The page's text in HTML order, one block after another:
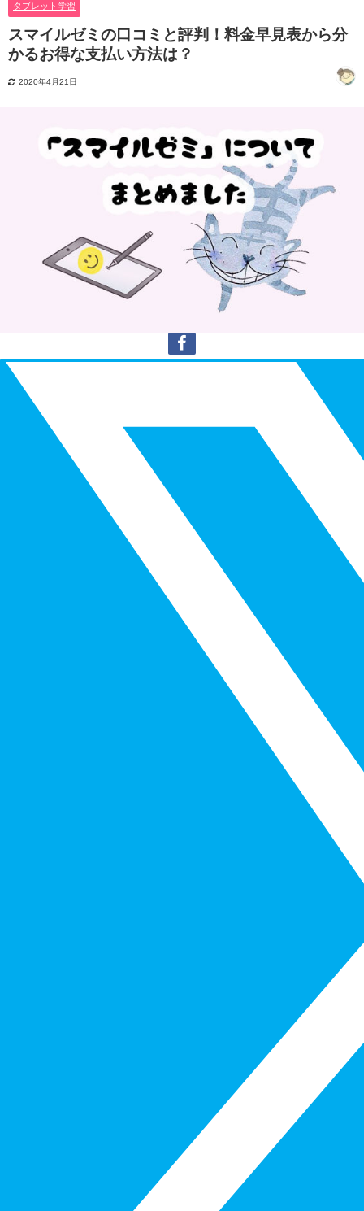
タブレット学習
スマイルゼミの口コミと評判！料金早見表から分
かるお得な支払い方法は？
2020年4月21日